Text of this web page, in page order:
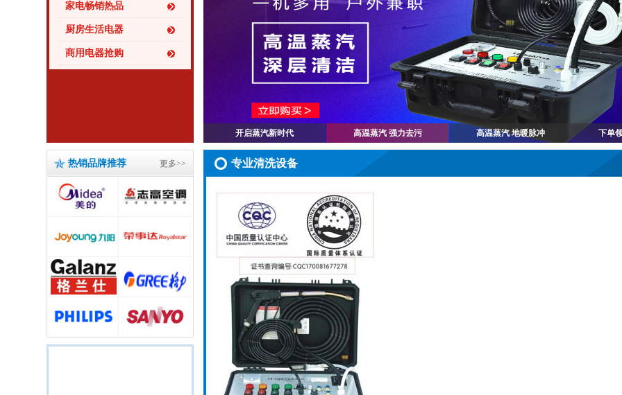
家电畅销热品
厨房生活电器
商用电器抢购
开启蒸汽新时代 高温蒸汽 强力去污 高温蒸汽 地暖脉冲 下单
更多>>
热销品牌推荐 专业清洗设备